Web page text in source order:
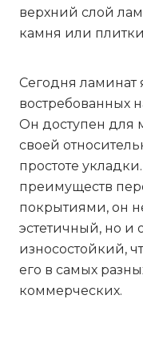
верхний слой
камня или
Сегодня ламинат
востребованных
Он доступен для
своей
простоте
преимуществ
покрытиями, он
эстетичный, но и
износостойкий,
его в самых
коммерческих.